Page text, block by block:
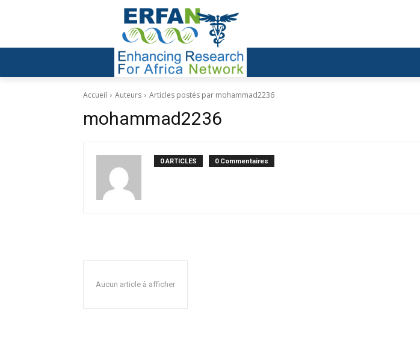
Accueil Auteurs Articles postés par mohammad2236
mohammad2236
0 ARTICLES 0 Commentaires
Aucun article à afficher